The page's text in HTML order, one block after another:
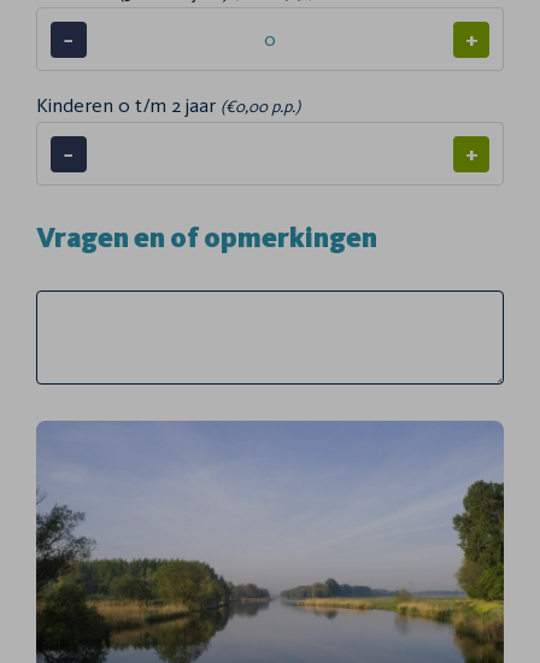
− +
Kinderen 0 t/m 2 jaar (€0,00 p.p.)
− +
Vragen en of opmerkingen